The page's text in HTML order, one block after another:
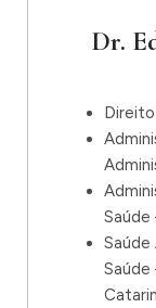
Dr.
Direito
Saúde
Saúde